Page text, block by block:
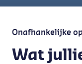
Onafhankelijke
Wat